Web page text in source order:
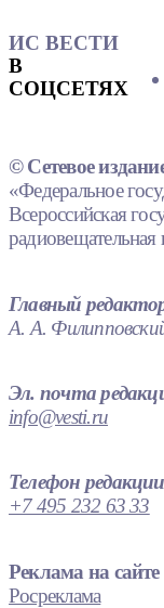
ИС ВЕСТИ
В
СОЦСЕТЯХ
© Сетевое
«Федеральное
Всероссийская
Главный
А. А.
Эл. почта
info@vesti.ru
Телефон редакции
+7 495 232 63 33
Реклама на сайте
Росреклама